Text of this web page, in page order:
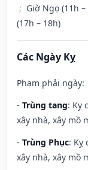
; Giờ Ngọ (11h –
(17h – 18h)
Các Ngày Kỵ
Phạm phải ngày:
- Trùng tang: Kỵ
xây nhà, xây mồ
- Trùng Phục: Kỵ
xây nhà, xây mồ